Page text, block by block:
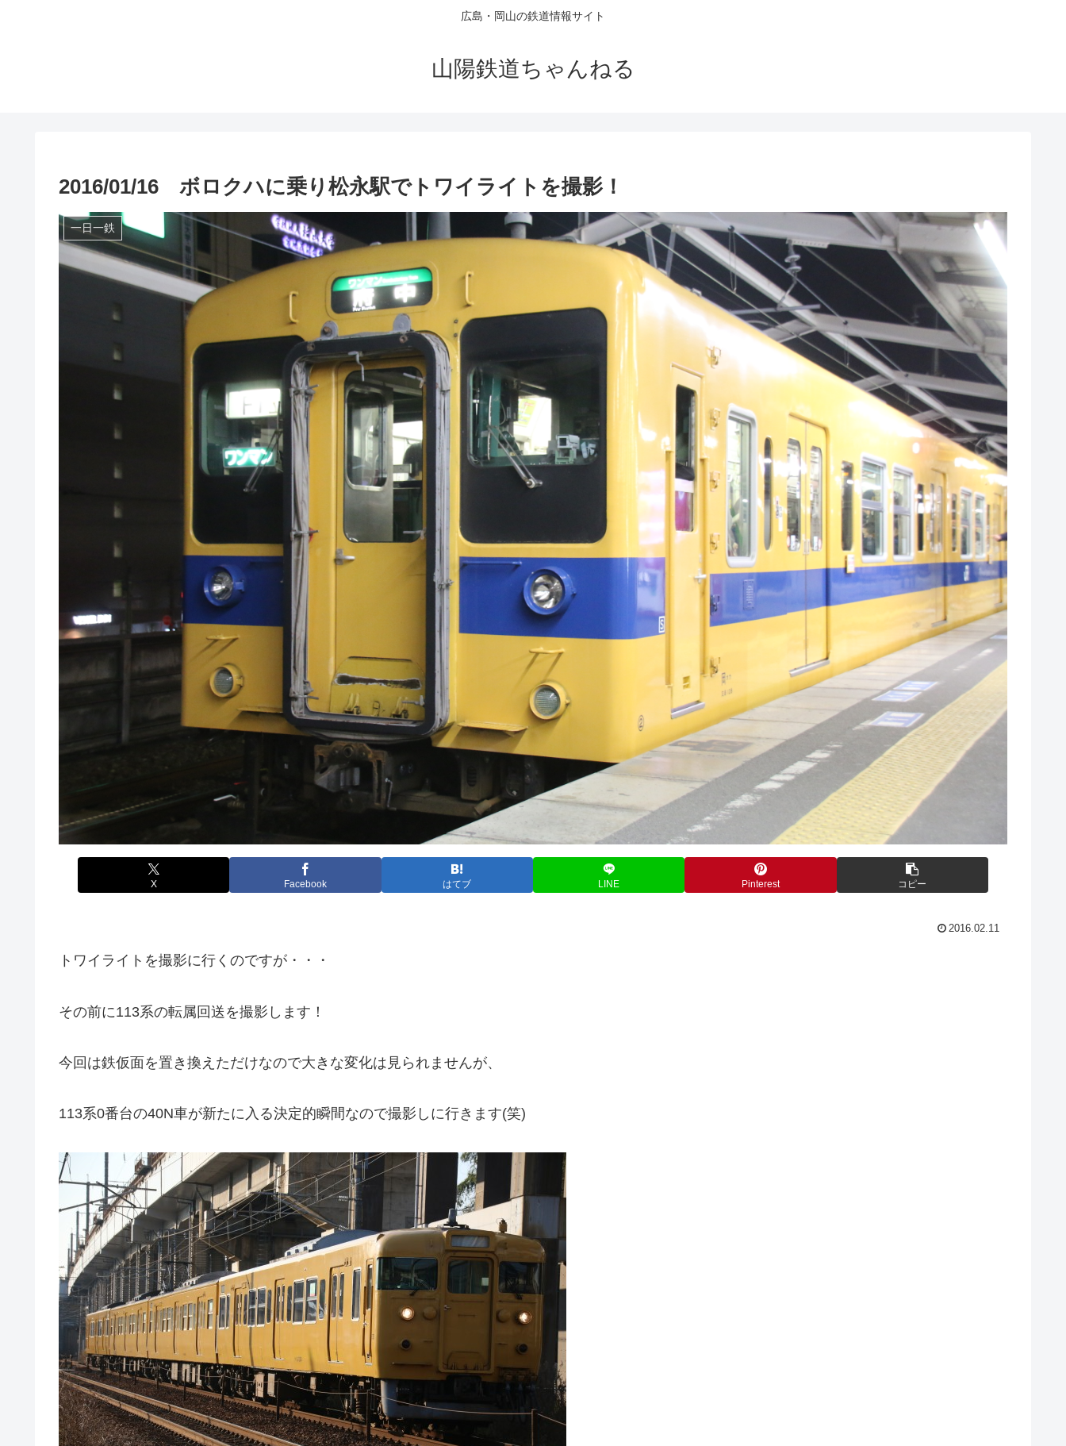
広島・岡山の鉄道情報サイト
山陽鉄道ちゃんねる
2016/01/16 ボロクハに乗り松永駅でトワイライトを撮影！
一日一鉄
X Facebook はてブ LINE Pinterest コピー
2016.02.11
トワイライトを撮影に行くのですが・・・
その前に113系の転属回送を撮影します！
今回は鉄仮面を置き換えただけなので大きな変化は見られませんが、
113系0番台の40N車が新たに入る決定的瞬間なので撮影しに行きます(笑)